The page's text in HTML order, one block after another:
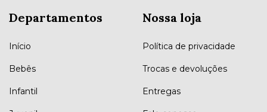
Departamentos
Início
Bebês
Infantil
Nossa loja
Política de privacidade
Trocas e devoluções
Entregas